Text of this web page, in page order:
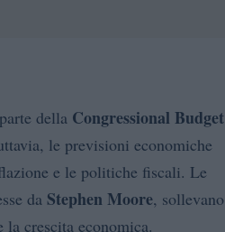
della Congressional Budget
le previsioni economiche
e le politiche fiscali. Le
da Stephen Moore, sollevano
crescita economica.